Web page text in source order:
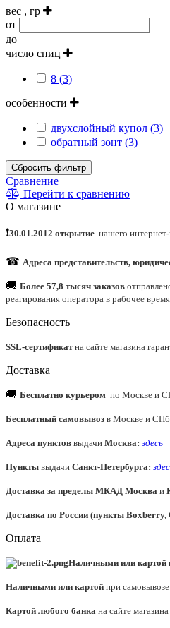
вес , гр
от
до
число спиц
8 (3)
особенности
двухслойный купол (3)
обратный зонт (3)
Сбросить фильтр
Сравнение
Перейти к сравнению
О магазине
❗30.01.2012 открытие нашего интернет-
☎ Адреса представительств,
🚚 Более 57,8 тысяч заказов
реагирования оператора в рабочее
Безопасность
SSL-сертификатна сайте магазина
Доставка
🚚 Бесплатно курьером по Москве и
Бесплатный самовывоз в Москве и СПб
Адреса пунктов выдачи Москва: здесь
Пункты выдачи Санкт-Петербурга:
Доставка за пределы МКАД Москва и
Доставка по России (пункты
Оплата
Наличными или картой
Наличными или картой при самовывозе
Картой любого банка на сайте магазина